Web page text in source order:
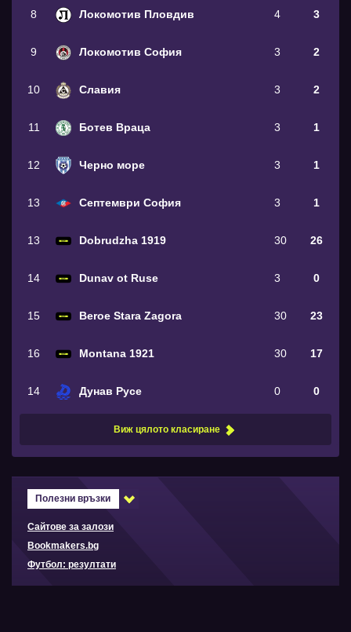
8 Локомотив Пловдив 4 3
9 Локомотив София 3 2
10 Славия 3 2
11 Ботев Враца 3 1
12 Черно море 3 1
13 Септември София 3 1
13 Dobrudzha 1919 30 26
14 Dunav ot Ruse 3 0
15 Beroe Stara Zagora 30 23
16 Montana 1921 30 17
14 Дунав Русе 0 0
Виж цялото класиране
Полезни връзки
Сайтове за залози
Bookmakers.bg
Футбол: резултати